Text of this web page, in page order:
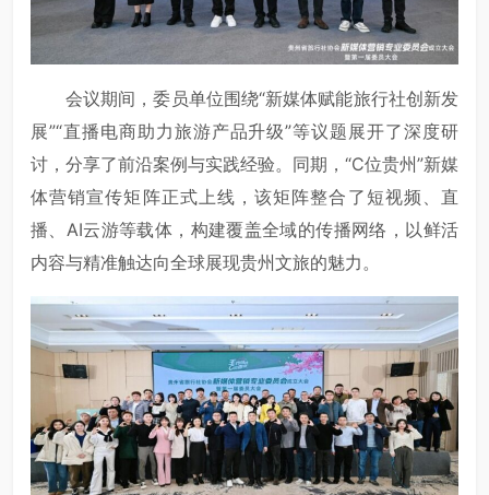
会议期间，委员单位围绕“新媒体赋能旅行社创新发
展”“直播电商助力旅游产品升级”等议题展开了深度研
讨，分享了前沿案例与实践经验。同期，“C位贵州”新媒
体营销宣传矩阵正式上线，该矩阵整合了短视频、直
播、AI云游等载体，构建覆盖全域的传播网络，以鲜活
内容与精准触达向全球展现贵州文旅的魅力。